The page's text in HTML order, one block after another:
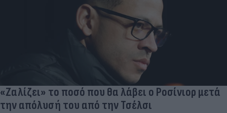
«Ζαλίζει» το ποσό που θα λάβει ο Ροσίνιορ μετά
την απόλυσή του από την Τσέλσι